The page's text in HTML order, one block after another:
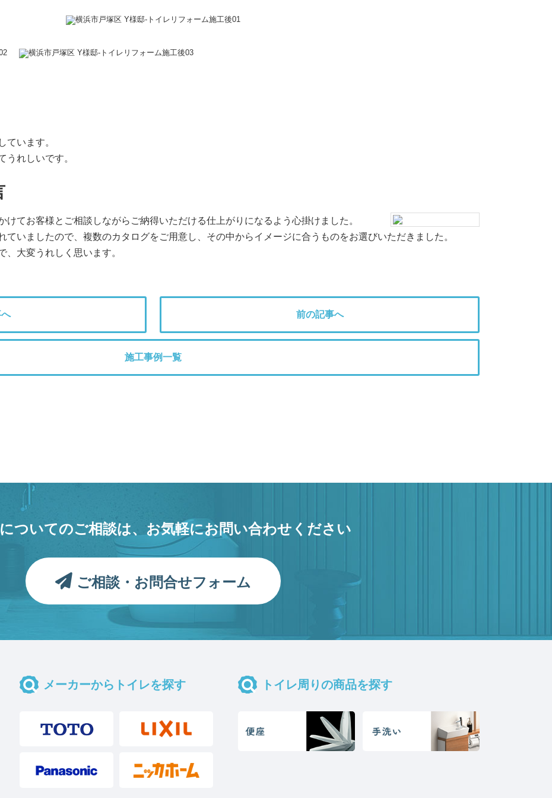
ています。
うれしいです。
てお客様とご相談しながらご納得いただける仕上がりになるよう心掛けました。
ていましたので、複数のカタログをご用意し、その中からイメージに合うものをお選びいただきました。
大変うれしく思います。
前の記事へ
施工事例一覧
ついてのご相談は、 お気軽にお問い合わせください
ご相談・お問合せフォーム
メーカーからトイレを探す トイレ周りの商品を探す